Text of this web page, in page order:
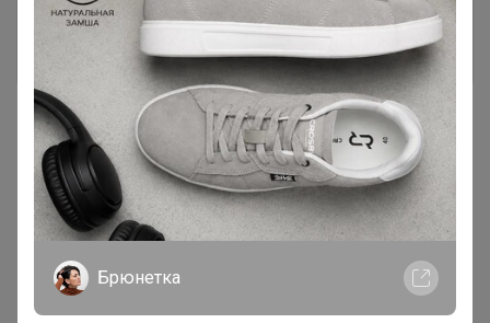
Зарегистрироваться
Как здесь все устроено?
Как сделать заказ?
Брюнетка